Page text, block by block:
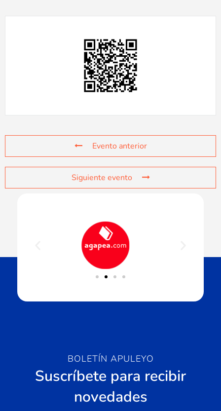
Evento anterior
Siguiente evento
BOLETÍN APULEYO
Suscríbete para recibir
novedades